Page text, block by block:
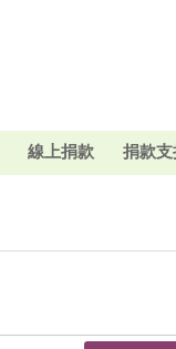
線上捐款 捐款支